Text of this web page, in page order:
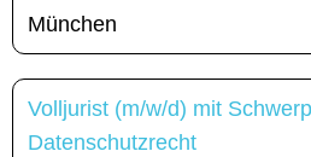
München
Volljurist (m/w/d) mit
Datenschutzrecht